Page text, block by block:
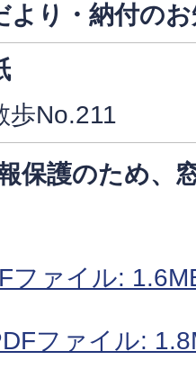
より・納付の
歩No.211
保護のため、
ファイル:
ファイル: